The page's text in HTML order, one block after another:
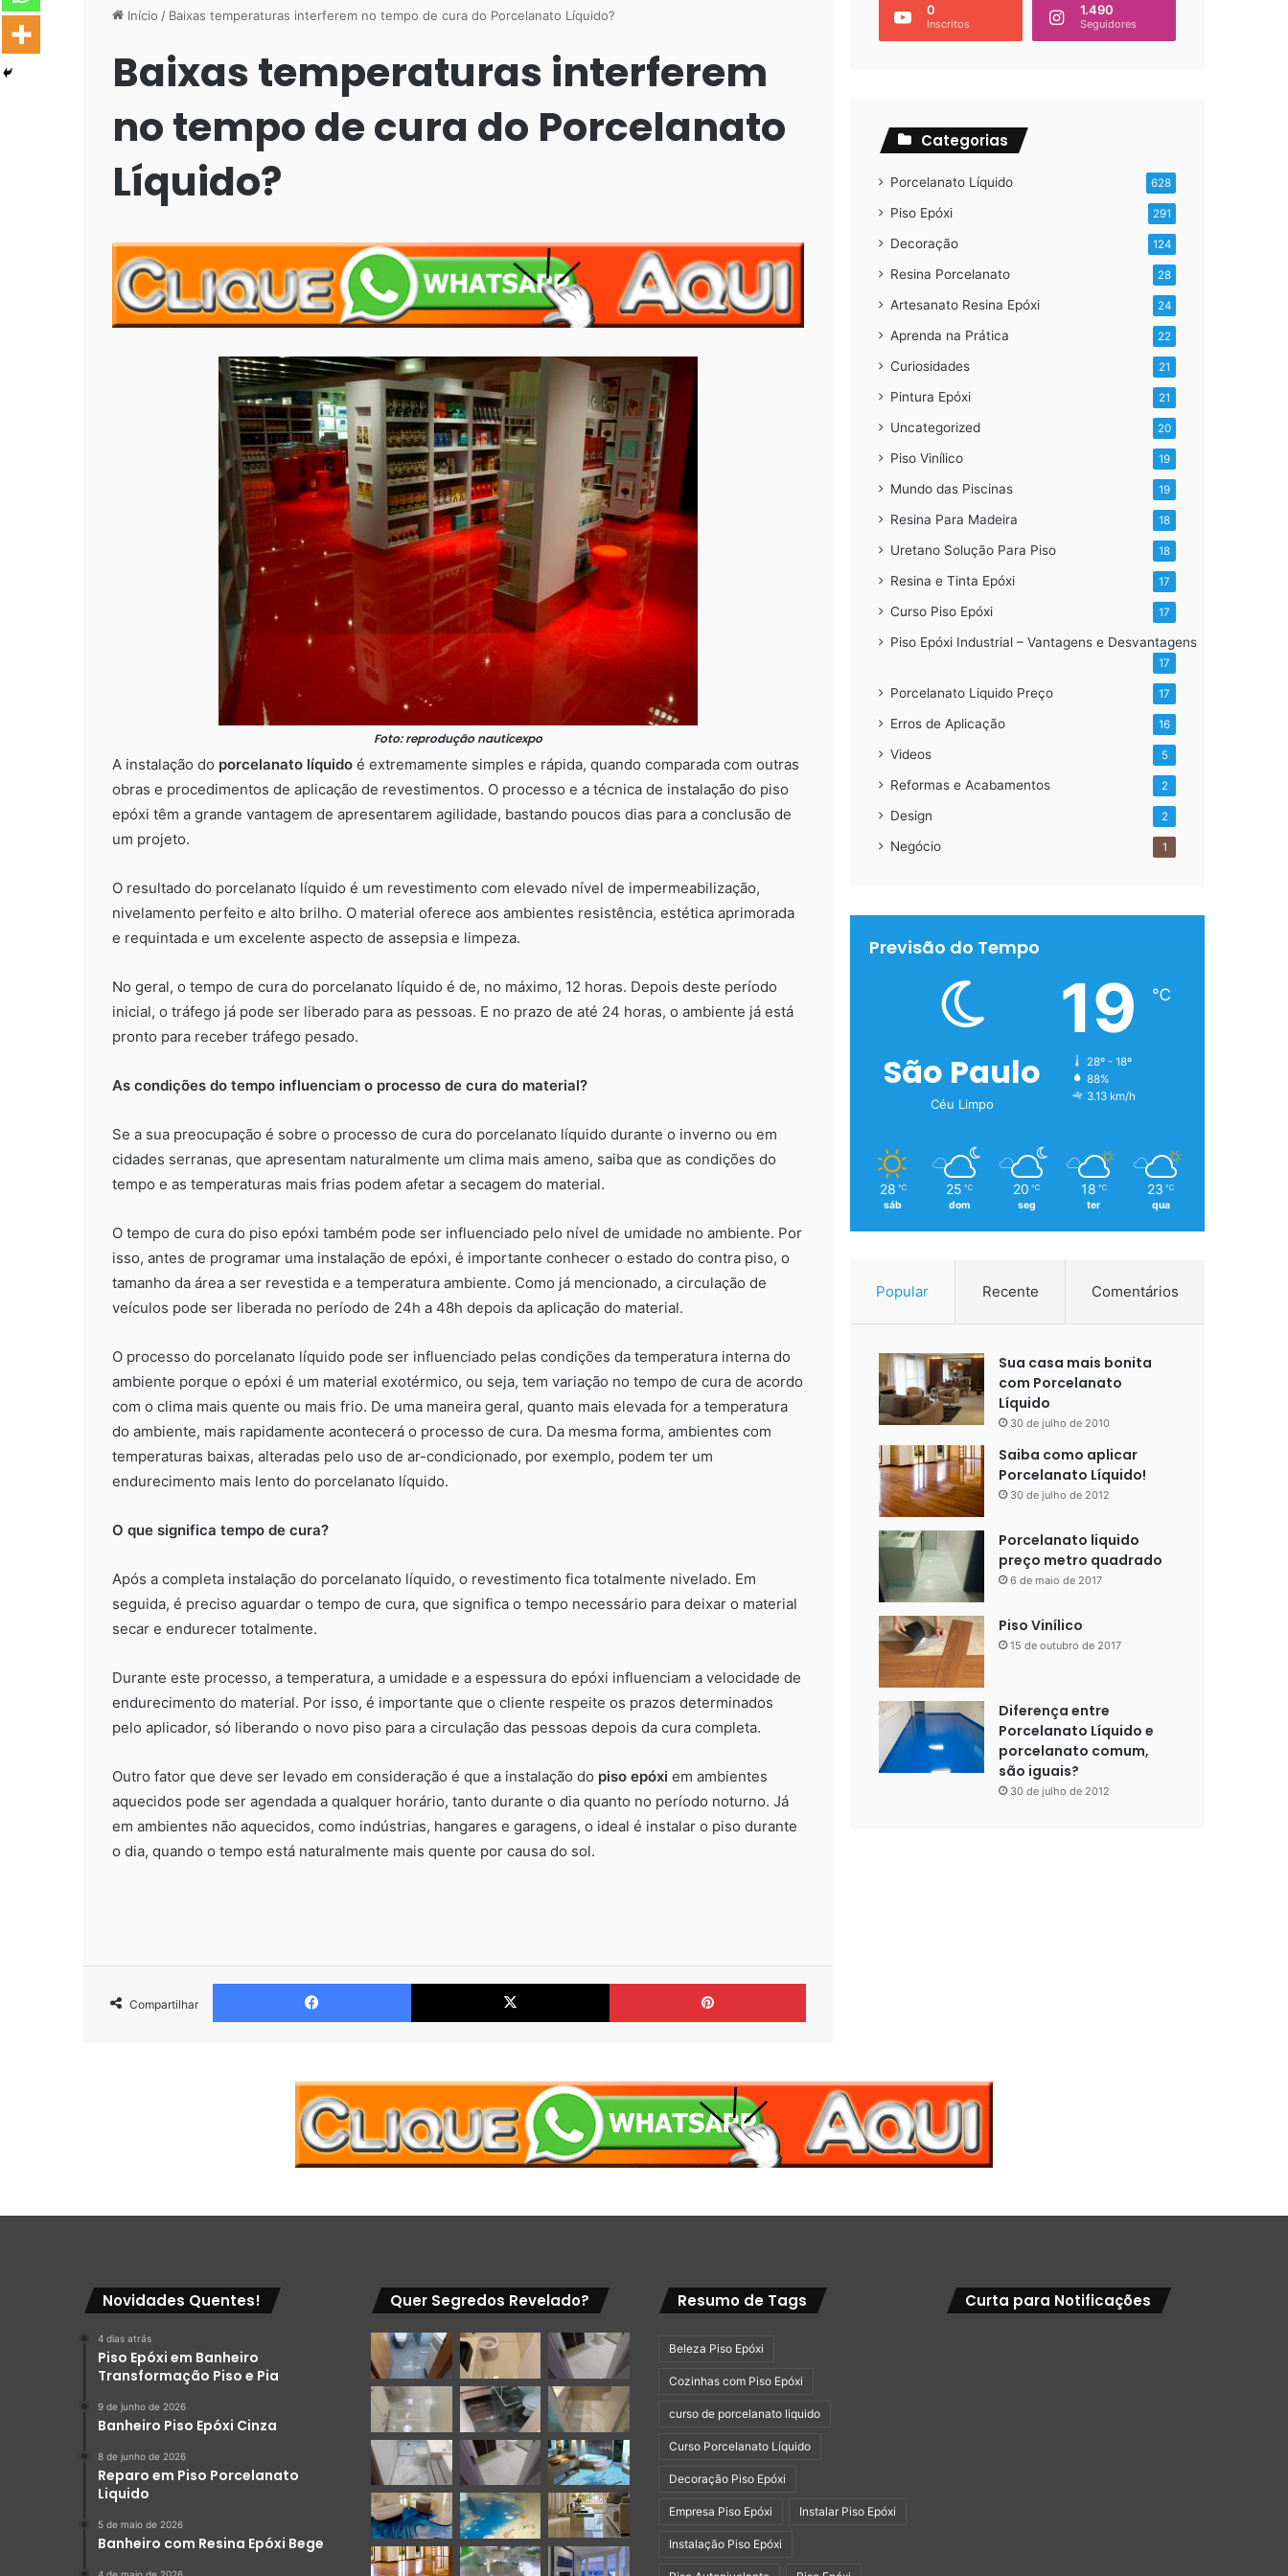
Início / Baixas temperaturas interferem no tempo de cura do Porcelanato Líquido?
Baixas temperaturas interferem
no tempo de cura do Porcelanato
Líquido?
Foto: reprodução nauticexpo
A instalação do porcelanato líquido é extremamente simples e rápida, quando comparada com outras
obras e procedimentos de aplicação de revestimentos. O processo e a técnica de instalação do piso
epóxi têm a grande vantagem de apresentarem agilidade, bastando poucos dias para a conclusão de
um projeto.
O resultado do porcelanato líquido é um revestimento com elevado nível de impermeabilização,
nivelamento perfeito e alto brilho. O material oferece aos ambientes resistência, estética aprimorada
e requintada e um excelente aspecto de assepsia e limpeza.
No geral, o tempo de cura do porcelanato líquido é de, no máximo, 12 horas. Depois deste período
inicial, o tráfego já pode ser liberado para as pessoas. E no prazo de até 24 horas, o ambiente já está
pronto para receber tráfego pesado.
As condições do tempo influenciam o processo de cura do material?
Se a sua preocupação é sobre o processo de cura do porcelanato líquido durante o inverno ou em
cidades serranas, que apresentam naturalmente um clima mais ameno, saiba que as condições do
tempo e as temperaturas mais frias podem afetar a secagem do material.
O tempo de cura do piso epóxi também pode ser influenciado pelo nível de umidade no ambiente. Por
isso, antes de programar uma instalação de epóxi, é importante conhecer o estado do contra piso, o
tamanho da área a ser revestida e a temperatura ambiente. Como já mencionado, a circulação de
veículos pode ser liberada no período de 24h a 48h depois da aplicação do material.
O processo do porcelanato líquido pode ser influenciado pelas condições da temperatura interna do
ambiente porque o epóxi é um material exotérmico, ou seja, tem variação no tempo de cura de acordo
com o clima mais quente ou mais frio. De uma maneira geral, quanto mais elevada for a temperatura
do ambiente, mais rapidamente acontecerá o processo de cura. Da mesma forma, ambientes com
temperaturas baixas, alteradas pelo uso de ar-condicionado, por exemplo, podem ter um
endurecimento mais lento do porcelanato líquido.
O que significa tempo de cura?
Após a completa instalação do porcelanato líquido, o revestimento fica totalmente nivelado. Em
seguida, é preciso aguardar o tempo de cura, que significa o tempo necessário para deixar o material
secar e endurecer totalmente.
Durante este processo, a temperatura, a umidade e a espessura do epóxi influenciam a velocidade de
endurecimento do material. Por isso, é importante que o cliente respeite os prazos determinados
pelo aplicador, só liberando o novo piso para a circulação das pessoas depois da cura completa.
Outro fator que deve ser levado em consideração é que a instalação do piso epóxi em ambientes
aquecidos pode ser agendada a qualquer horário, tanto durante o dia quanto no período noturno. Já
em ambientes não aquecidos, como indústrias, hangares e garagens, o ideal é instalar o piso durante
o dia, quando o tempo está naturalmente mais quente por causa do sol.
Compartilhar
Facebook X Pinterest
0
Inscritos
1.490
Seguidores
Categorias
Porcelanato Líquido 628
Piso Epóxi 291
Decoração 124
Resina Porcelanato 28
Artesanato Resina Epóxi 24
Aprenda na Prática 22
Curiosidades 21
Pintura Epóxi 21
Uncategorized 20
Piso Vinílico 19
Mundo das Piscinas 19
Resina Para Madeira 18
Uretano Solução Para Piso 18
Resina e Tinta Epóxi 17
Curso Piso Epóxi 17
Piso Epóxi Industrial – Vantagens e Desvantagens
17
Porcelanato Liquido Preço 17
Erros de Aplicação 16
Videos 5
Reformas e Acabamentos 2
Design 2
Negócio 1
Previsão do Tempo
São Paulo
Céu Limpo
19 ℃
28º - 18º
88%
3.13 km/h
28 ℃
sáb
25 ℃
dom
20 ℃
seg
18 ℃
ter
23 ℃
qua
Popular Recente Comentários
Sua casa mais bonita
com Porcelanato
Líquido
30 de julho de 2010
Saiba como aplicar
Porcelanato Líquido!
30 de julho de 2012
Porcelanato liquido
preço metro quadrado
6 de maio de 2017
Piso Vinílico
15 de outubro de 2017
Diferença entre
Porcelanato Líquido e
porcelanato comum,
são iguais?
30 de julho de 2012
Novidades Quentes!
4 dias atrás
Piso Epóxi em Banheiro
Transformação Piso e Pia
9 de junho de 2026
Banheiro Piso Epóxi Cinza
8 de junho de 2026
Reparo em Piso Porcelanato
Liquido
5 de maio de 2026
Banheiro com Resina Epóxi Bege
Quer Segredos Revelado? Resumo de Tags
Beleza Piso Epóxi
Cozinhas com Piso Epóxi
curso de porcelanato liquido
Curso Porcelanato Líquido
Decoração Piso Epóxi
Empresa Piso Epóxi Instalar Piso Epóxi
Instalação Piso Epóxi
Curta para Notificações